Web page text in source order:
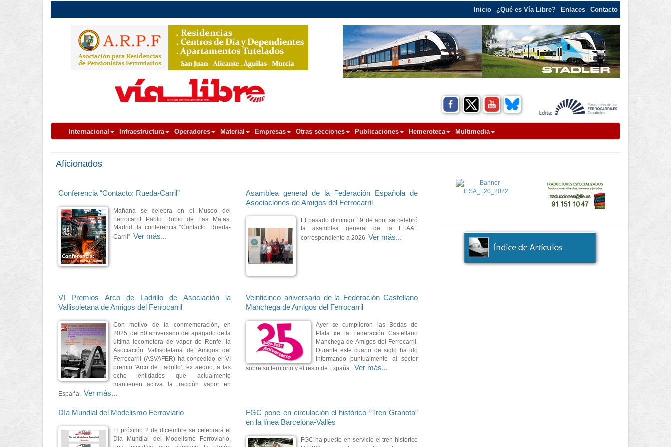
Inicio ¿Qué es Vía Libre? Enlaces Contacto
Internacional Infraestructura Operadores Material Empresas Otras secciones Publicaciones Hemeroteca Multimedia
Aficionados
Conferencia “Contacto: Rueda-Carril”
Mañana se celebra en el Museo del
Ferrocarril Pablo Rubio de Las Matas,
Madrid, la conferencia “Contacto: Rueda-
Carril” Ver más...
Asamblea general de la Federación Española de
Asociaciones de Amigos del Ferrocarril
El pasado domingo 19 de abril se celebró
la asamblea general de la FEAAF
correspondiente a 2026 Ver más...
VI Premios Arco de Ladrillo de Asociación la
Vallisoletana de Amigos del Ferrocarril
Con motivo de la conmemoración, en
2025, del 50 aniversario del apagado de la
última locomotora de vapor de Renfe, la
Asociación Vallisoletana de Amigos del
Ferrocarril (ASVAFER) ha concedido el VI
premio 'Arco de Ladrillo', ex aequo, a las
ocho entidades que actualmente
mantienen activa la tracción vapor en
España. Ver más...
Veinticinco aniversario de la Federación Castellano
Manchega de Amigos del Ferrocarril
Ayer se cumplieron las Bodas de
Plata de la Federación Castellano
Manchega de Amigos del Ferrocarril.
Durante este cuarto de siglo ha ido
informando puntualmente al sector
sobre su territorio y el resto de España. Ver más...
Día Mundial del Modelismo Ferroviario
El próximo 2 de diciembre se celebrará el
Día Mundial del Modelismo Ferroviario,
FGC pone en circulación el histórico “Tren Granota”
en la línea Barcelona-Vallès
FGC ha puesto en servicio el tren histórico